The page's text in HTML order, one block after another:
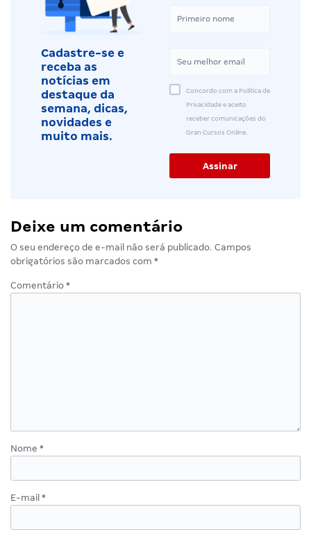
Cadastre-se e
receba as
notícias em
destaque da
semana, dicas,
novidades e
muito mais.
Concordo com a Política de
Privacidade e aceito
receber comunicações do
Gran Cursos Online.
Deixe um comentário
O seu endereço de e-mail não será publicado. Campos
obrigatórios são marcados com *
Comentário *
Nome *
E-mail *